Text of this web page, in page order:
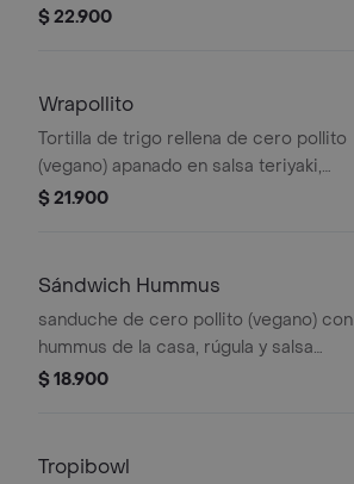
tomate, cebolla morada, hierbabuena
$ 22.900
Wrapollito
Tortilla de trigo rellena de cero pollito
(vegano) apanado en salsa teriyaki,
pico de gallo, guacamole, lechuga y
$ 21.900
Sándwich Hummus
sanduche de cero pollito (vegano) con
hummus de la casa, rúgula y salsa
rosada con pepinillos
$ 18.900
Tropibowl